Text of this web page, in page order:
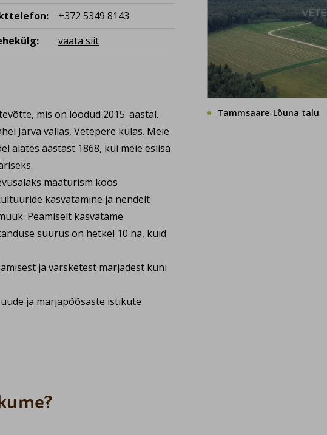
Tammsaare-Lõuna talu
+372 5349 8143
vaata siit
mis on loodud 2015. aastal.
Järva vallas, Vetepere külas. Meie
alates aastast 1868, kui meie esiisa
maaturism koos
kasvatamine ja nendelt
Peamiselt kasvatame
suurus on hetkel 10 ha, kuid
ja värsketest marjadest kuni
ja marjapõõsaste istikute